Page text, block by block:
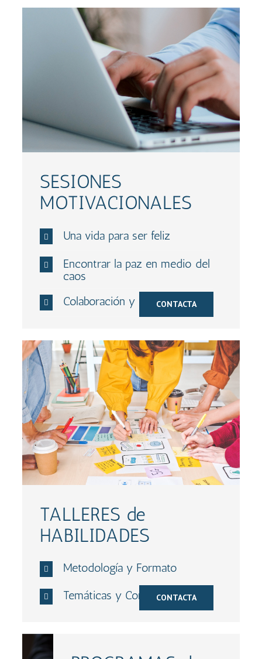
SESIONES
MOTIVACIONALES
Una vida para ser feliz
Encontrar la paz en medio del
caos
Colaboración y pertenencia
CONTACTA
TALLERES de
HABILIDADES
Metodología y Formato
Temáticas y Contenidos
CONTACTA